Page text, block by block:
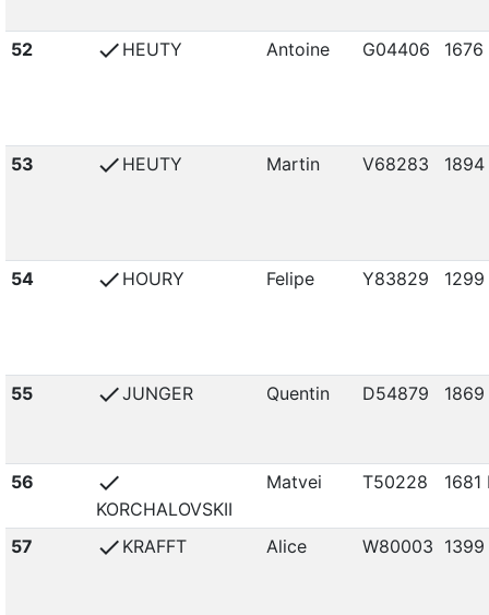
52 check HEUTY Antoine G04406 1676
53 check HEUTY Martin V68283 1894
54 check HOURY Felipe Y83829 1299
55 checkJUNGER Quentin D54879 1869
56 check
KORCHALOVSKII
Matvei T50228 1681
57 check KRAFFT Alice W80003 1399